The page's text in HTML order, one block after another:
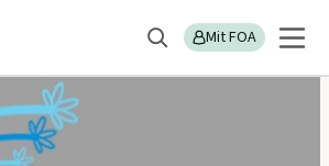
Søg Mit FOA